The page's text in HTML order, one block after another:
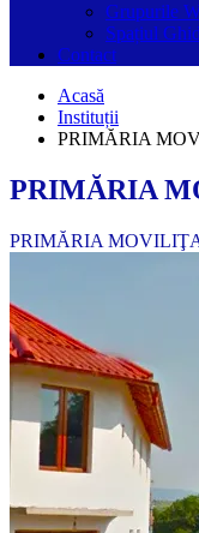
Grupurile
Spațiul
Contact
Acasă
Instituții
PRIMĂRIA
PRIMĂRIA
PRIMĂRIA